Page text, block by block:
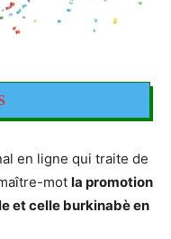
en ligne qui traite de
mot la promotion
et celle burkinabè en